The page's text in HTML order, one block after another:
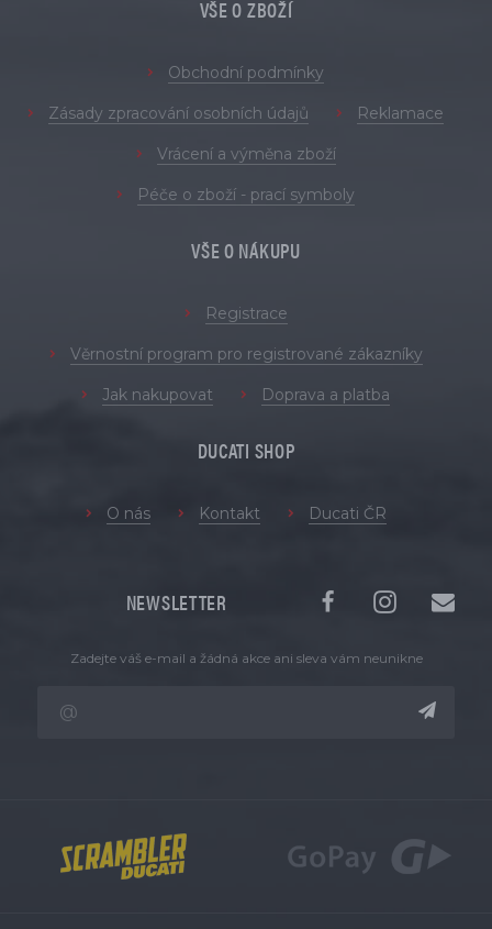
VŠE O ZBOŽÍ
Obchodní podmínky
Zásady zpracování osobních údajů Reklamace
Vrácení a výměna zboží
Péče o zboží - prací symboly
VŠE O NÁKUPU
Registrace
Věrnostní program pro registrované zákazníky
Jak nakupovat Doprava a platba
DUCATI SHOP
O nás Kontakt Ducati ČR
NEWSLETTER
Zadejte váš e-mail a žádná akce ani sleva vám neunikne